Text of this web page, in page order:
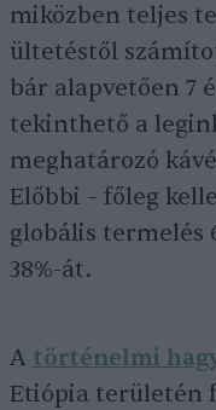
miközben teljes
ültetéstől
bár alapvetően 7
tekinthető a
meghatározó
Előbbi – főleg
globális termelés
38%-át.
A történelmi
Etiópia területén